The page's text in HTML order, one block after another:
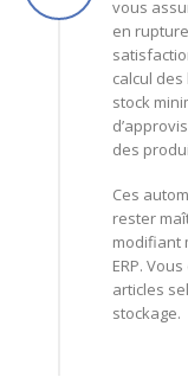
vous
en
calcul
stock
des
Ces
rester
modifiant
ERP.
articles
stockage.